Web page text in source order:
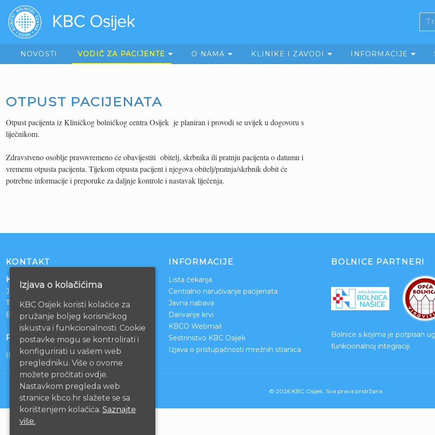
NOVOSTI VODIČ ZA PACIJENTE O NAMA KLINIKE I ZAVODI INFORMACIJE
OTPUST PACIJENATA
Otpust pacijenta iz Kliničkog bolničkog centra Osijek je planiran i provodi se uvijek u dogovoru s
liječnikom.
Zdravstveno osoblje pravovremeno će obavijestiti obitelj, skrbnika ili pratnju pacijenta o datumu i
vremenu otpusta pacijenta. Tijekom otpusta pacijent i njegova obitelj/pratnja/skrbnik dobit će
potrebne informacije i preporuke za daljnje kontrole i nastavak liječenja.
KONTAKT
Klinički bolnički centar Osijek
Josipa Huttlera 4
Tel:
031/511-511
Email:ravnateljstvo@kbco.hr
POSLOVNI RAČUNI
IBAN: HR1210010051863000160
INFORMACIJE
Lista čekanja
Centralno naručivanje pacijenata
Javna nabava
Darivanje krvi
KBCO Webmail
Sestrinstvo KBC Osijek
Izjava o pristupačnosti mrežnih stranica
BOLNICE PARTNERI
Bolnice s kojima je potpisan
funkcionalnoj integraciji
© 2026 KBC Osijek. Sva prava pridržana.
Izjava o kolačićima
KBC Osijek koristi kolačiće za
pružanje boljeg korisničkog
iskustva i funkcionalnosti. Cookie
postavke mogu se kontrolirati i
konfigurirati u vašem web
pregledniku. Više o ovome
možete pročitati ovdje.
Nastavkom pregleda web
stranice kbco.hr slažete se sa
korištenjem kolačića. Saznajte
više.